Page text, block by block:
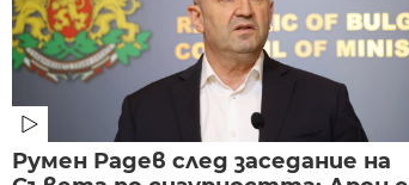
Румен Радев след заседание на